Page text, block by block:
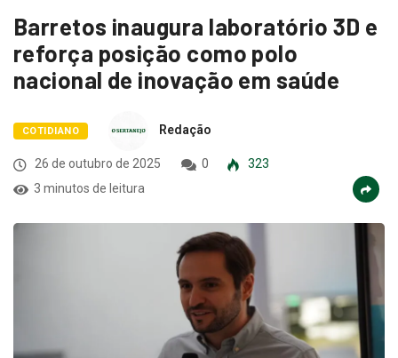
Barretos inaugura laboratório 3D e
reforça posição como polo
nacional de inovação em saúde
COTIDIANO Redação
26 de outubro de 2025 0
323
3 minutos de leitura